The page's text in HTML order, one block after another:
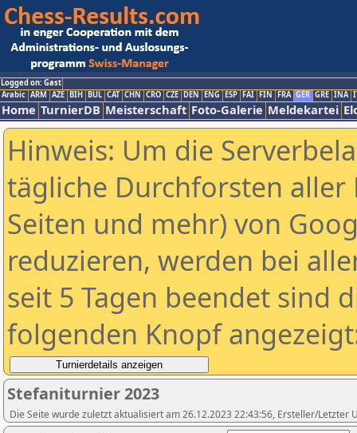
Logged on: Gast
Arabic ARM AZE BIH BUL CAT CHN CRO CZE DEN ENG ESP FAI FIN FRA GER GRE INA
Home TurnierDB Meisterschaft Foto-Galerie Meldekartei
Hinweis: Um die
tägliche Durchforsten aller
Seiten und mehr) von
reduzieren, werden bei
seit 5 Tagen beendet sind
folgenden Knopf
Stefaniturnier 2023
Die Seite wurde zuletzt aktualisiert am 26.12.2023 22:43:56, Ersteller/Letzter